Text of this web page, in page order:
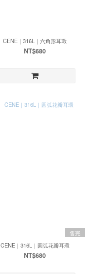
CENE｜316L｜六角形耳環
NT$680
售完
CENE｜316L｜圓弧花瓣耳環
NT$680